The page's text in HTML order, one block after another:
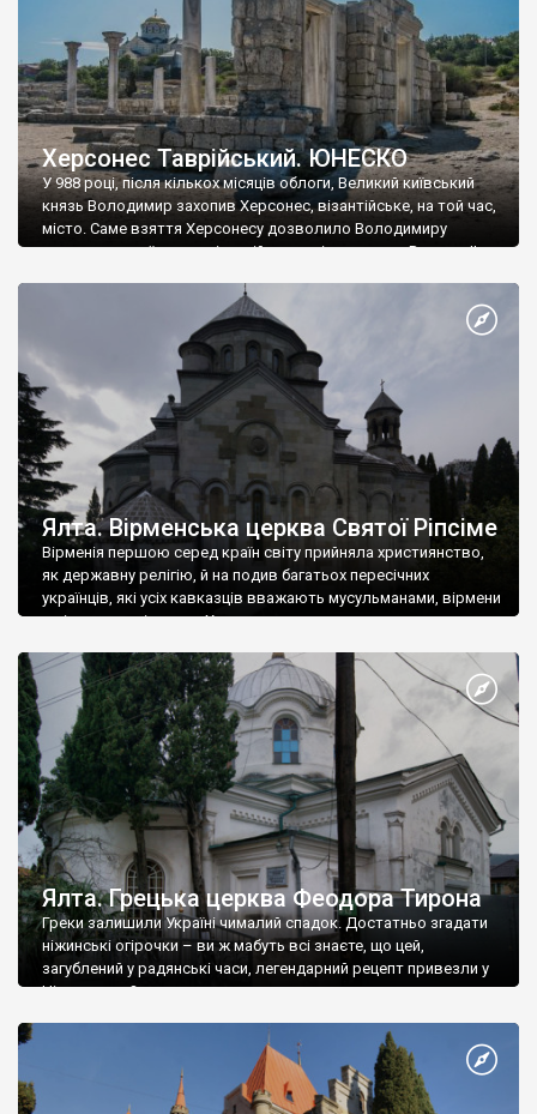
Херсонес Таврійський. ЮНЕСКО
У 988 році, після кількох місяців облоги, Великий київський
князь Володимир захопив Херсонес, візантійське, на той час,
місто. Саме взяття Херсонесу дозволило Володимиру
диктувати свої умови візантійському імператору Василю ІІ, та
Херсонесі Володимир-язичник, став Василем-християнином.
А потім було Хрещення Русі. На честь Херсонесу Таврійського
Ялта. Вірменська церква Святої Ріпсіме
Вірменія першою серед країн світу прийняла християнство,
як державну релігію, й на подив багатьох пересічних
українців, які усіх кавказців вважають мусульманами, вірмени
є відданими вірянами Христа
Ялта. Грецька церква Феодора Тирона
Греки залишили Україні чималий спадок. Достатньо згадати
ніжинські огірочки – ви ж мабуть всі знаєте, що цей,
загублений у радянські часи, легендарний рецепт привезли у
Ніжин греки?